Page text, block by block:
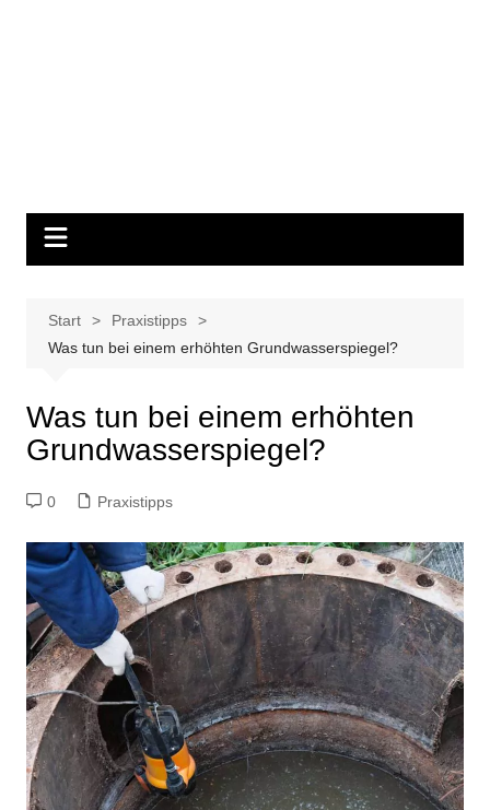
Start
Praxistipps
Was tun bei einem erhöhten Grundwasserspiegel?
Was tun bei einem erhöhten
Grundwasserspiegel?
0 Praxistipps